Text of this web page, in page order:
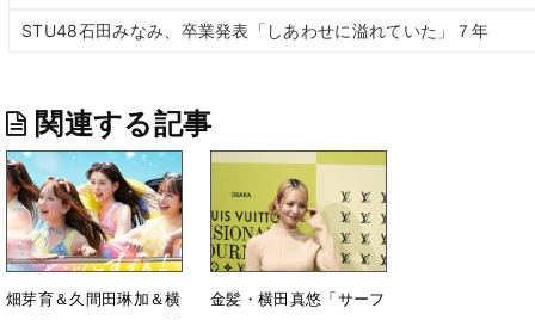
STU48石田みなみ、卒業発表「しあわせに溢れていた」７年
関連する記事
畑芽育＆久間田琳加＆横
金髪・横田真悠「サーフ